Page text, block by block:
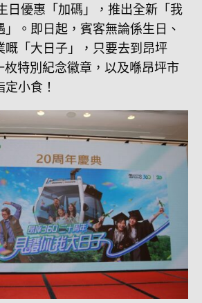
日優惠「加碼」，推出全新「我
。即日起，賓客無論係生日、
嘅「大日子」，只要去到昂坪
特別紀念徽章，以及喺昂坪市
小食！